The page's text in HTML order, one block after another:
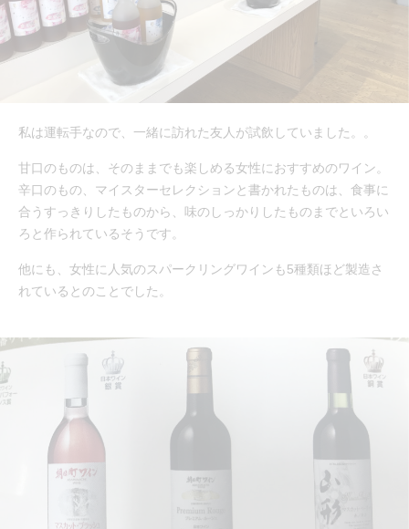
私は運転手なので、一緒に訪れた友人が試飲していました。。
甘口のものは、そのままでも楽しめる女性におすすめのワイン。
辛口のもの、マイスターセレクションと書かれたものは、食事に
合うすっきりしたものから、味のしっかりしたものまでといろい
ろと作られているそうです。
他にも、女性に人気のスパークリングワインも5種類ほど製造さ
れているとのことでした。